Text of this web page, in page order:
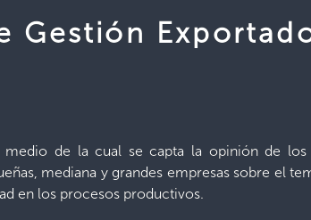
Gestión
medio de la cual se capta la opinión de
mediana y grandes empresas sobre el
en los procesos productivos.